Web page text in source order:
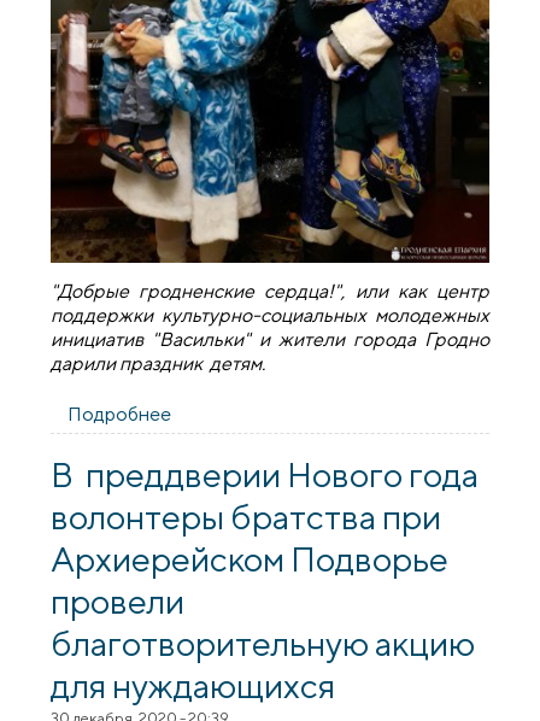
"Добрые гродненские сердца!", или как центр
поддержки культурно-социальных молодежных
инициатив "Васильки" и жители города Гродно
дарили праздник детям.
Подробнее
культурно-социальных молодежных
инициатив "Васильки"
В преддверии Нового года
волонтеры братства при
Архиерейском Подворье
провели
благотворительную акцию
для нуждающихся